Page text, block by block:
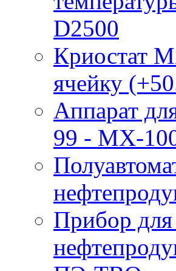
D2500
Криостат
ячейку
Аппарат
99 - MX-
Прибор для